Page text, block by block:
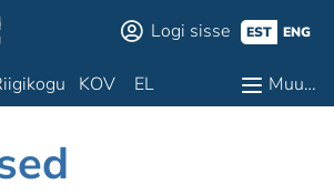
Logi sisse EST ENG
KOV EL Muu…